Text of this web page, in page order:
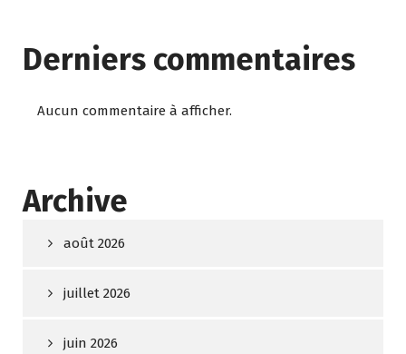
Derniers commentaires
Aucun commentaire à afficher.
Archive
août 2026
juillet 2026
juin 2026